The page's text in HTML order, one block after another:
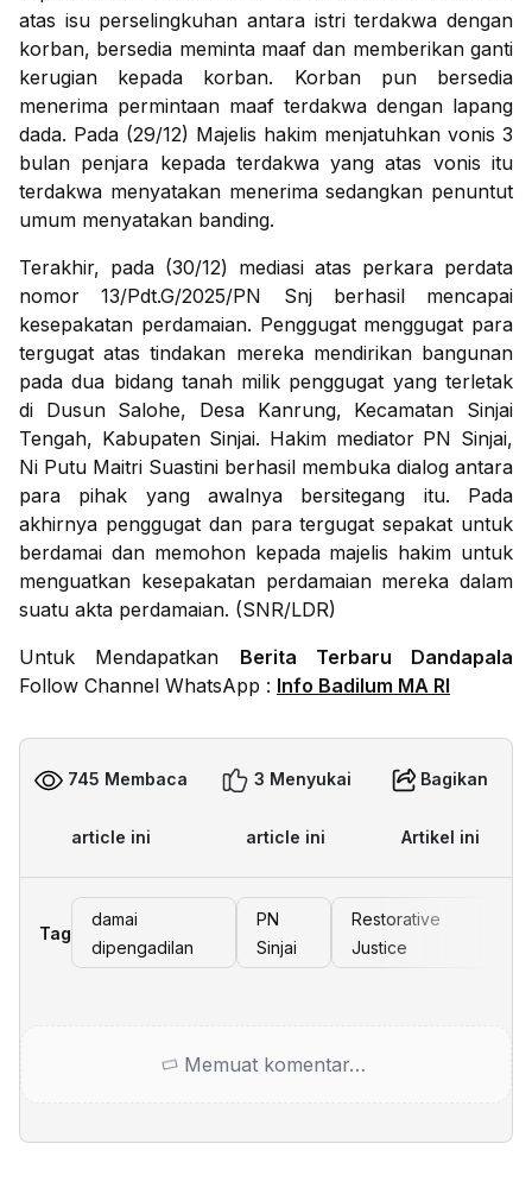
atas isu perselingkuhan antara istri terdakwa dengan
korban, bersedia meminta maaf dan memberikan ganti
kerugian kepada korban. Korban pun bersedia
menerima permintaan maaf terdakwa dengan lapang
dada. Pada (29/12) Majelis hakim menjatuhkan vonis 3
bulan penjara kepada terdakwa yang atas vonis itu
terdakwa menyatakan menerima sedangkan penuntut
umum menyatakan banding.
Terakhir, pada (30/12) mediasi atas perkara perdata
nomor 13/Pdt.G/2025/PN Snj berhasil mencapai
kesepakatan perdamaian. Penggugat menggugat para
tergugat atas tindakan mereka mendirikan bangunan
pada dua bidang tanah milik penggugat yang terletak
di Dusun Salohe, Desa Kanrung, Kecamatan Sinjai
Tengah, Kabupaten Sinjai. Hakim mediator PN Sinjai,
Ni Putu Maitri Suastini berhasil membuka dialog antara
para pihak yang awalnya bersitegang itu. Pada
akhirnya penggugat dan para tergugat sepakat untuk
berdamai dan memohon kepada majelis hakim untuk
menguatkan kesepakatan perdamaian mereka dalam
suatu akta perdamaian. (SNR/LDR)
Untuk Mendapatkan Berita Terbaru Dandapala
Follow Channel WhatsApp : Info Badilum MA RI
745 Membaca
article ini
3 Menyukai
article ini
Bagikan
Artikel ini
Tag
damai
dipengadilan
PN
Sinjai
Restorative
Justice
Memuat komentar…